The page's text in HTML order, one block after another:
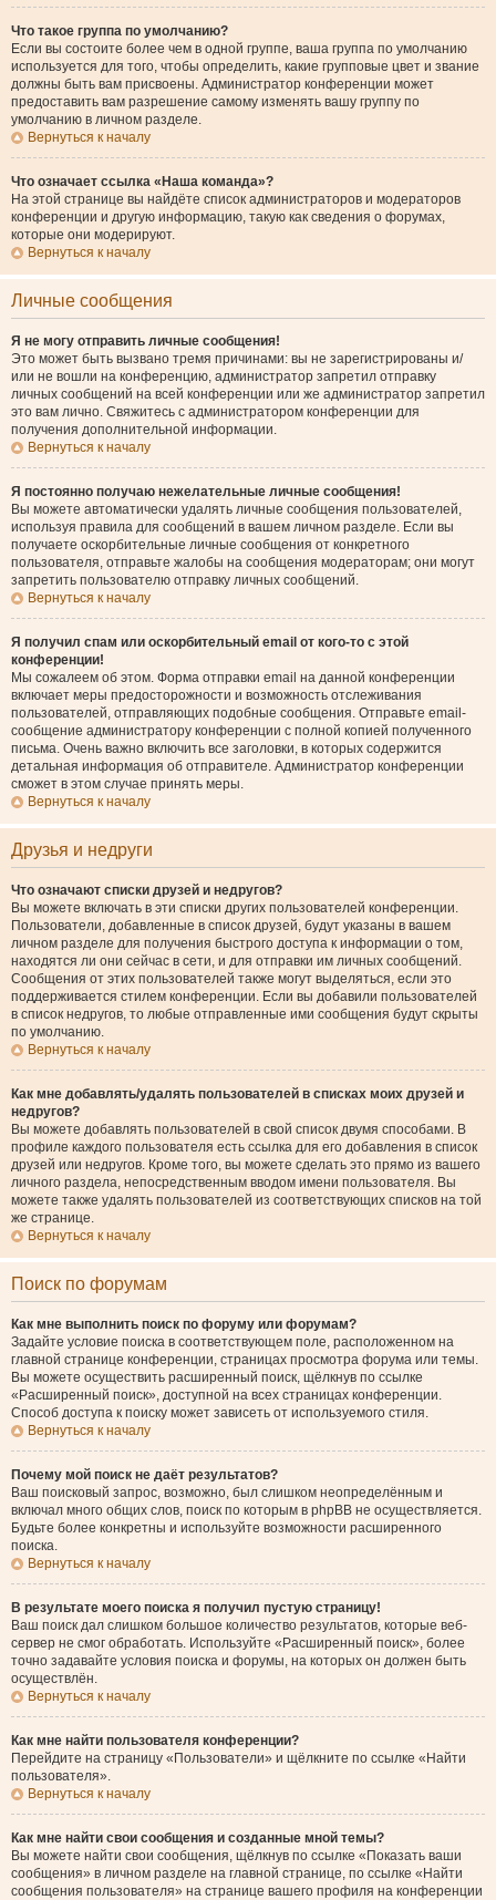
Что такое группа по умолчанию?
Если вы состоите более чем в одной группе, ваша группа по умолчанию
используется для того, чтобы определить, какие групповые цвет и звание
должны быть вам присвоены. Администратор конференции может
предоставить вам разрешение самому изменять вашу группу по
умолчанию в личном разделе.
Вернуться к началу
Что означает ссылка «Наша команда»?
На этой странице вы найдёте список администраторов и модераторов
конференции и другую информацию, такую как сведения о форумах,
которые они модерируют.
Вернуться к началу
Личные сообщения
Я не могу отправить личные сообщения!
Это может быть вызвано тремя причинами: вы не зарегистрированы и/
или не вошли на конференцию, администратор запретил отправку
личных сообщений на всей конференции или же администратор запретил
это вам лично. Свяжитесь с администратором конференции для
получения дополнительной информации.
Вернуться к началу
Я постоянно получаю нежелательные личные сообщения!
Вы можете автоматически удалять личные сообщения пользователей,
используя правила для сообщений в вашем личном разделе. Если вы
получаете оскорбительные личные сообщения от конкретного
пользователя, отправьте жалобы на сообщения модераторам; они могут
запретить пользователю отправку личных сообщений.
Вернуться к началу
Я получил спам или оскорбительный email от кого-то с этой
конференции!
Мы сожалеем об этом. Форма отправки email на данной конференции
включает меры предосторожности и возможность отслеживания
пользователей, отправляющих подобные сообщения. Отправьте email-
сообщение администратору конференции с полной копией полученного
письма. Очень важно включить все заголовки, в которых содержится
детальная информация об отправителе. Администратор конференции
сможет в этом случае принять меры.
Вернуться к началу
Друзья и недруги
Что означают списки друзей и недругов?
Вы можете включать в эти списки других пользователей конференции.
Пользователи, добавленные в список друзей, будут указаны в вашем
личном разделе для получения быстрого доступа к информации о том,
находятся ли они сейчас в сети, и для отправки им личных сообщений.
Сообщения от этих пользователей также могут выделяться, если это
поддерживается стилем конференции. Если вы добавили пользователей
в список недругов, то любые отправленные ими сообщения будут скрыты
по умолчанию.
Вернуться к началу
Как мне добавлять/удалять пользователей в списках моих друзей и
недругов?
Вы можете добавлять пользователей в свой список двумя способами. В
профиле каждого пользователя есть ссылка для его добавления в список
друзей или недругов. Кроме того, вы можете сделать это прямо из вашего
личного раздела, непосредственным вводом имени пользователя. Вы
можете также удалять пользователей из соответствующих списков на той
же странице.
Вернуться к началу
Поиск по форумам
Как мне выполнить поиск по форуму или форумам?
Задайте условие поиска в соответствующем поле, расположенном на
главной странице конференции, страницах просмотра форума или темы.
Вы можете осуществить расширенный поиск, щёлкнув по ссылке
«Расширенный поиск», доступной на всех страницах конференции.
Способ доступа к поиску может зависеть от используемого стиля.
Вернуться к началу
Почему мой поиск не даёт результатов?
Ваш поисковый запрос, возможно, был слишком неопределённым и
включал много общих слов, поиск по которым в phpBB не осуществляется.
Будьте более конкретны и используйте возможности расширенного
поиска.
Вернуться к началу
В результате моего поиска я получил пустую страницу!
Ваш поиск дал слишком большое количество результатов, которые веб-
сервер не смог обработать. Используйте «Расширенный поиск», более
точно задавайте условия поиска и форумы, на которых он должен быть
осуществлён.
Вернуться к началу
Как мне найти пользователя конференции?
Перейдите на страницу «Пользователи» и щёлкните по ссылке «Найти
пользователя».
Вернуться к началу
Как мне найти свои сообщения и созданные мной темы?
Вы можете найти свои сообщения, щёлкнув по ссылке «Показать ваши
сообщения» в личном разделе на главной странице, по ссылке «Найти
сообщения пользователя» на странице вашего профиля на конференции